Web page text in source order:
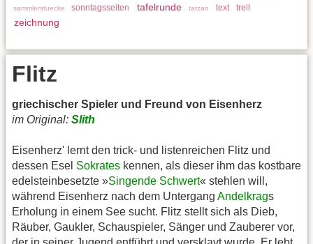
sammlerstuecke sonntagsseiten tafelrunde tarzan text trell
zeichnung
Flitz
griechischer Spieler und Freund von Eisenherz
im Original: Slith
Eisenherz' lernt den trick- und listenreichen Flitz und
dessen Esel Sokrates kennen, als dieser ihm das kostbare
edelsteinbesetzte »Singende Schwert« stehlen will,
während Eisenherz nach dem Untergang Andelkrags
Erholung in einem See sucht. Flitz stellt sich als Dieb,
Räuber, Gaukler, Schauspieler, Sänger und Zauberer vor,